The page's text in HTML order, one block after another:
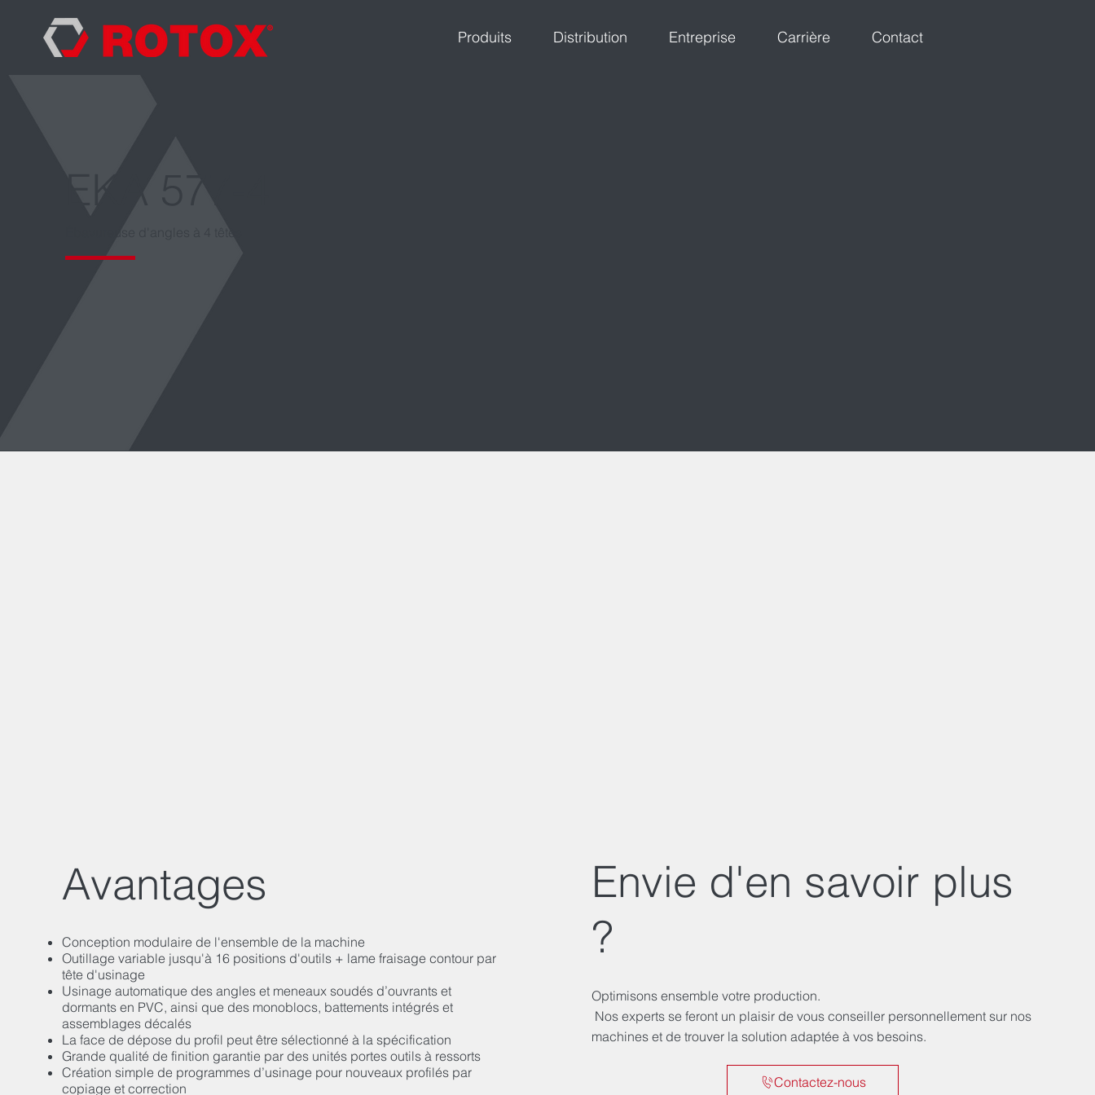
Produits Distribution Entreprise Carrière Contact
EKA 577-4
Ébavureuse d'angles à 4 têtes
Avantages
Conception modulaire de l'ensemble de la machine
Outillage variable jusqu'à 16 positions d'outils + lame fraisage contour par
tête d'usinage
Usinage automatique des angles et meneaux soudés d’ouvrants et
dormants en PVC, ainsi que des monoblocs, battements intégrés et
assemblages décalés
La face de dépose du profil peut être sélectionné à la spécification
Grande qualité de finition garantie par des unités portes outils à ressorts
Création simple de programmes d’usinage pour nouveaux profilés par
copiage et correction
Envie d'en savoir plus
?
Optimisons ensemble votre production.
Nos experts se feront un plaisir de vous conseiller personnellement sur nos
machines et de trouver la solution adaptée à vos besoins.
Contactez-nous